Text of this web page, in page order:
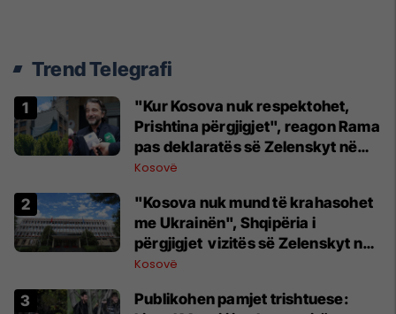
Trend Telegrafi
"Kur Kosova nuk respektohet,
Prishtina përgjigjet", reagon Rama
pas deklaratës së Zelenskyt në
Beograd
Kosovë
"Kosova nuk mund të krahasohet
me Ukrainën", Shqipëria i
përgjigjet vizitës së Zelenskyt në
Serbi
Kosovë
Publikohen pamjet trishtuese: